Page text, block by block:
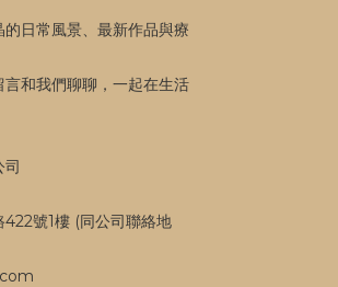
日常風景、最新作品與療
和我們聊聊，一起在生活
司
號1樓 (同公司聯絡地